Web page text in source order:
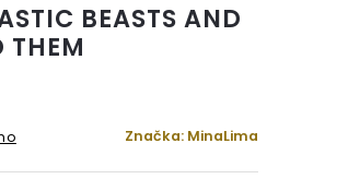
BEASTS AND
THEM
Značka: MinaLima